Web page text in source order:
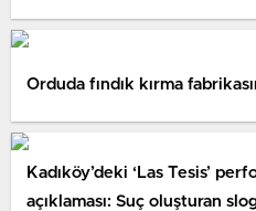
Orduda fındık kırma
Kadıköy’deki ‘Las Tesis’
açıklaması: Suç oluşturan